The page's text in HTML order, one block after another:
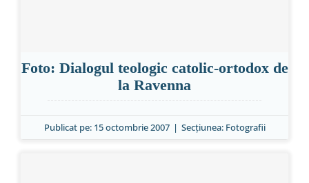
Foto: Dialogul teologic catolic-ortodox de
la Ravenna
Publicat pe: 15 octombrie 2007 | Secțiunea: Fotografii